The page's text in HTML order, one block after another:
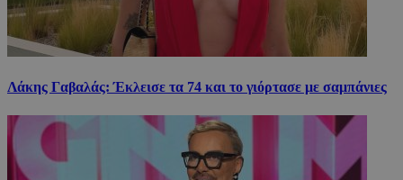
Λάκης Γαβαλάς: Έκλεισε τα 74 και το γιόρτασε με σαμπάνιες